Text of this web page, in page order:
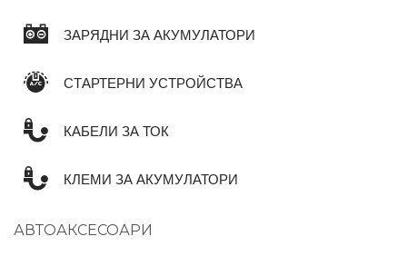
ЗАРЯДНИ ЗА АКУМУЛАТОРИ
СТАРТЕРНИ УСТРОЙСТВА
КАБЕЛИ ЗА ТОК
КЛЕМИ ЗА АКУМУЛАТОРИ
АВТОАКСЕСОАРИ